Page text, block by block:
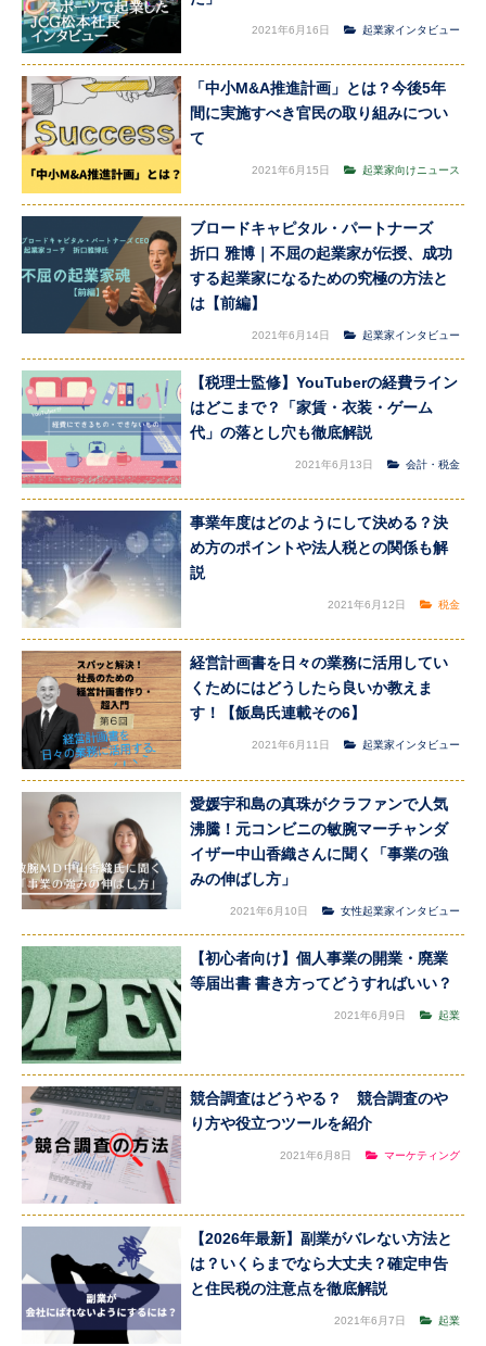
2021年6月16日 起業家インタビュー
「中小M&A推進計画」とは？今後5年
間に実施すべき官民の取り組みについ
て
2021年6月15日 起業家向けニュース
ブロードキャピタル・パートナーズ
折口 雅博｜不屈の起業家が伝授、成功
する起業家になるための究極の方法と
は【前編】
2021年6月14日 起業家インタビュー
【税理士監修】YouTuberの経費ライン
はどこまで？「家賃・衣装・ゲーム
代」の落とし穴も徹底解説
2021年6月13日 会計・税金
事業年度はどのようにして決める？決
め方のポイントや法人税との関係も解
説
2021年6月12日 税金
経営計画書を日々の業務に活用してい
くためにはどうしたら良いか教えま
す！【飯島氏連載その6】
2021年6月11日 起業家インタビュー
愛媛宇和島の真珠がクラファンで人気
沸騰！元コンビニの敏腕マーチャンダ
イザー中山香織さんに聞く「事業の強
みの伸ばし方」
2021年6月10日 女性起業家インタビュー
【初心者向け】個人事業の開業・廃業
等届出書 書き方ってどうすればいい？
2021年6月9日 起業
競合調査はどうやる？ 競合調査のや
り方や役立つツールを紹介
2021年6月8日 マーケティング
【2026年最新】副業がバレない方法と
は？いくらまでなら大丈夫？確定申告
と住民税の注意点を徹底解説
2021年6月7日 起業